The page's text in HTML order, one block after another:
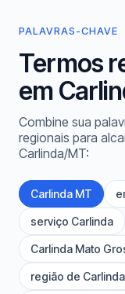
PALAVRAS-CHAVE
Termos
em
Combine sua
regionais para
Carlinda/MT:
Carlinda MT
serviço Carlinda
Carlinda Mato
região de Carlinda